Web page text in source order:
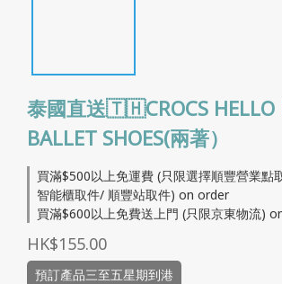
泰國直送🇹🇭CROCS HELLO
BALLET SHOES(兩著）
買滿$500以上免運費 (只限選擇順豐營業點
智能櫃取件/ 順豐站取件) on order
買滿$600以上免費送上門 (只限京東物流)
HK$155.00
預訂產品三至五星期到港